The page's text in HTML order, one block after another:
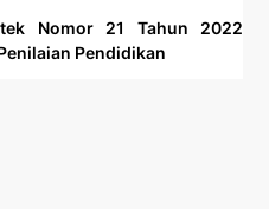
Nomor 21 Tahun 2022
Pendidikan